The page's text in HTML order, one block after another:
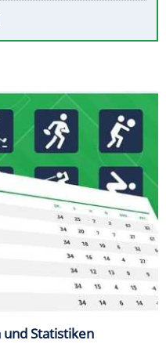
und Statistiken